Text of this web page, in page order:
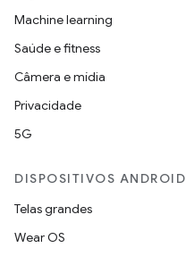
Machine learning
Saúde e fitness
Câmera e mídia
Privacidade
5G
DISPOSITIVOS ANDROID
Telas grandes
Wear OS